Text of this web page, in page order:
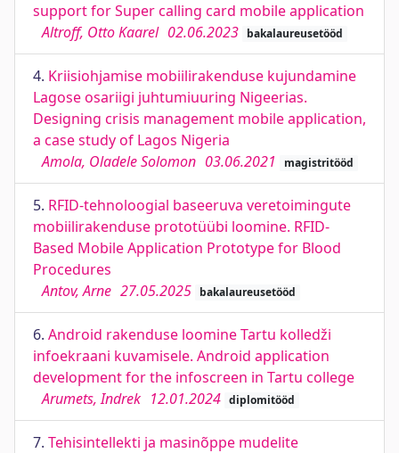
support for Super calling card mobile application
Altroff, Otto Kaarel 02.06.2023 bakalaureusetööd
4. Kriisiohjamise mobiilirakenduse kujundamine
Lagose osariigi juhtumiuuring Nigeerias.
Designing crisis management mobile application,
a case study of Lagos Nigeria
Amola, Oladele Solomon 03.06.2021 magistritööd
5. RFID-tehnoloogial baseeruva veretoimingute
mobiilirakenduse prototüübi loomine. RFID-
Based Mobile Application Prototype for Blood
Procedures
Antov, Arne 27.05.2025 bakalaureusetööd
6. Android rakenduse loomine Tartu kolledži
infoekraani kuvamisele. Android application
development for the infoscreen in Tartu college
Arumets, Indrek 12.01.2024 diplomitööd
7. Tehisintellekti ja masinõppe mudelite